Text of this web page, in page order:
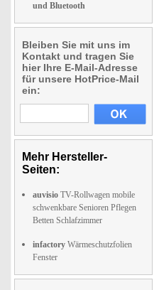
und Bluetooth
Bleiben Sie mit uns im
Kontakt und tragen Sie
hier Ihre E-Mail-Adresse
für unsere HotPrice-Mail
ein:
Mehr Hersteller-
Seiten:
auvisio TV-Rollwagen mobile
schwenkbare Senioren Pflegen
Betten Schlafzimmer
infactory Wärmeschutzfolien
Fenster